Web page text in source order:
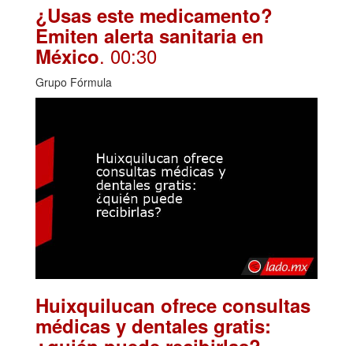
¿Usas este medicamento?
Emiten alerta sanitaria en
México. 00:30
Grupo Fórmula
Huixquilucan ofrece consultas
médicas y dentales gratis: